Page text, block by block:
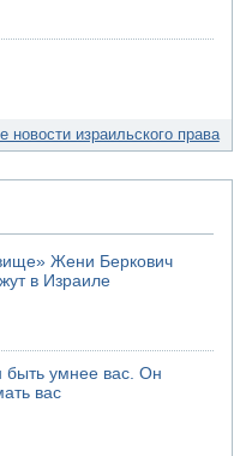
новости израильского права
Жени Беркович
в Израиле
умнее вас. Он
вас